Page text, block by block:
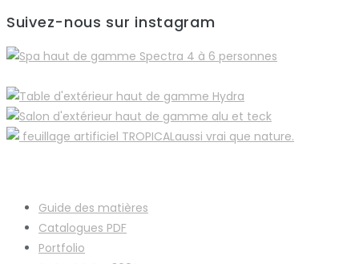
Suivez-nous sur instagram
Guide des matières
Catalogues PDF
Portfolio